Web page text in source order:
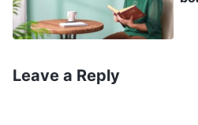
ainda mais certeza de que
maneira. Certa vez, Chen
nesse trabalho havia um
Leave a Reply